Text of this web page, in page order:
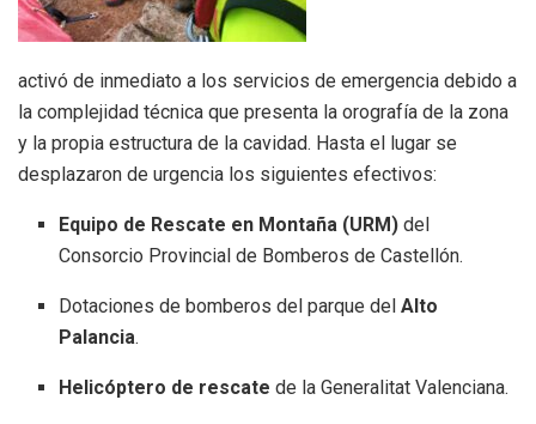
activó de inmediato a los servicios de emergencia debido a
la complejidad técnica que presenta la orografía de la zona
y la propia estructura de la cavidad. Hasta el lugar se
desplazaron de urgencia los siguientes efectivos:
Equipo de Rescate en Montaña (URM) del
Consorcio Provincial de Bomberos de Castellón.
Dotaciones de bomberos del parque delAlto
Palancia.
Helicóptero de rescate de la Generalitat Valenciana.